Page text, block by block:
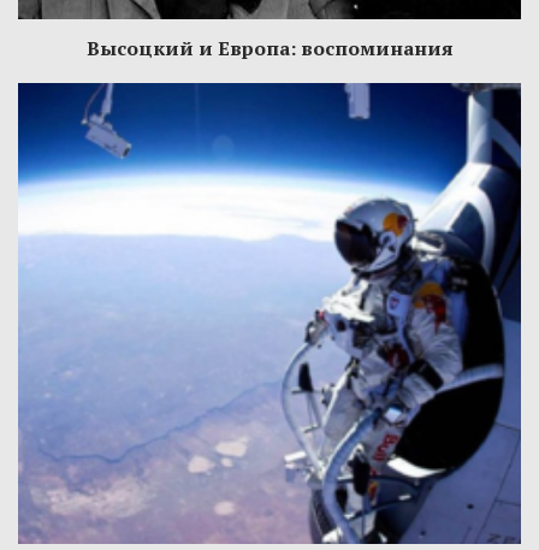
Высоцкий и Европа: воспоминания